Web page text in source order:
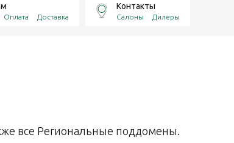
Оплата Доставка
Контакты
Салоны Дилеры
все Региональные поддомены.